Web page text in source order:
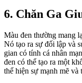
6. Chăn Ga
Màu đen thường mang
Nó tạo ra sự đối lập và
gian có tính cá nhân
đen có thể tạo ra một
thể hiện sự mạnh mẽ và